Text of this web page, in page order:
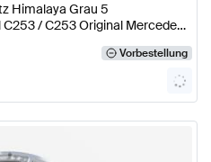
Himalaya Grau 5
/ C253 Original Mercedes
Vorbestellung